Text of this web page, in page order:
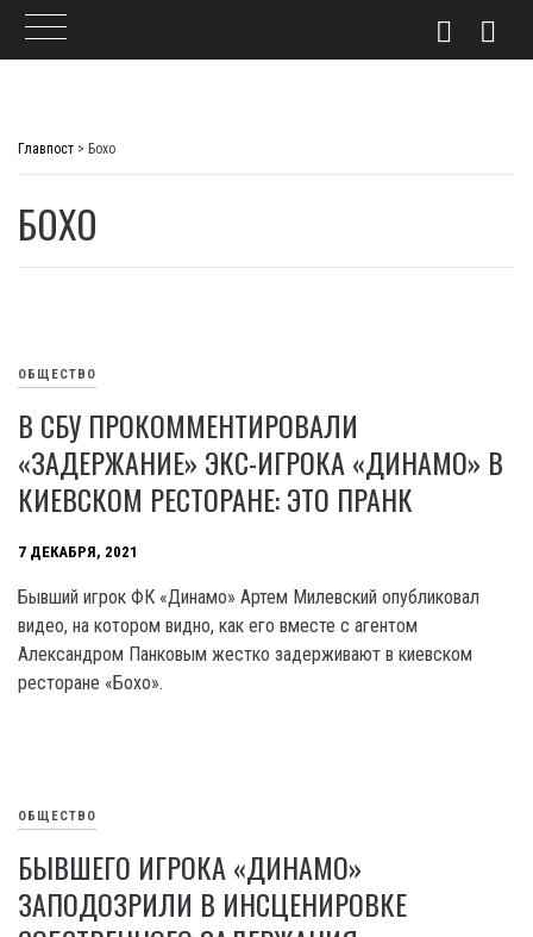
Главпост > Бохо
БОХО
ОБЩЕСТВО
В СБУ ПРОКОММЕНТИРОВАЛИ
«ЗАДЕРЖАНИЕ» ЭКС-ИГРОКА «ДИНАМО» В
КИЕВСКОМ РЕСТОРАНЕ: ЭТО ПРАНК
7 ДЕКАБРЯ, 2021
Бывший игрок ФК «Динамо» Артем Милевский опубликовал
видео, на котором видно, как его вместе с агентом
Александром Панковым жестко задерживают в киевском
ресторане «Бохо».
ОБЩЕСТВО
БЫВШЕГО ИГРОКА «ДИНАМО»
ЗАПОДОЗРИЛИ В ИНСЦЕНИРОВКЕ